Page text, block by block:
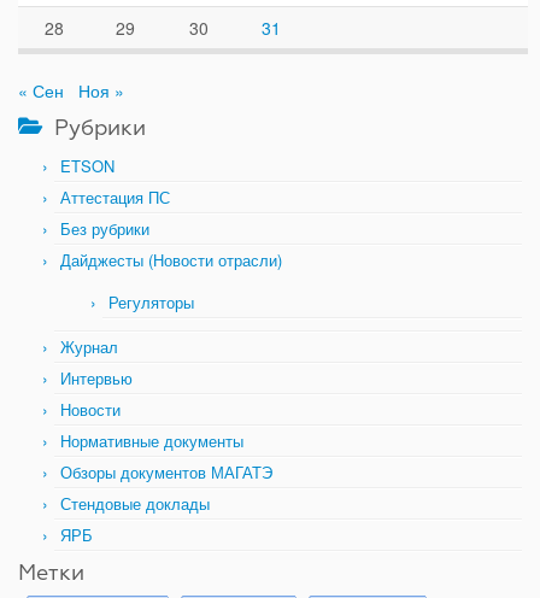
28
29 30 31
« Сен Ноя »
Рубрики
ETSON
Аттестация ПС
Без рубрики
Дайджесты (Новости отрасли)
Регуляторы
Журнал
Интервью
Новости
Нормативные документы
Обзоры документов МАГАТЭ
Стендовые доклады
ЯРБ
Метки